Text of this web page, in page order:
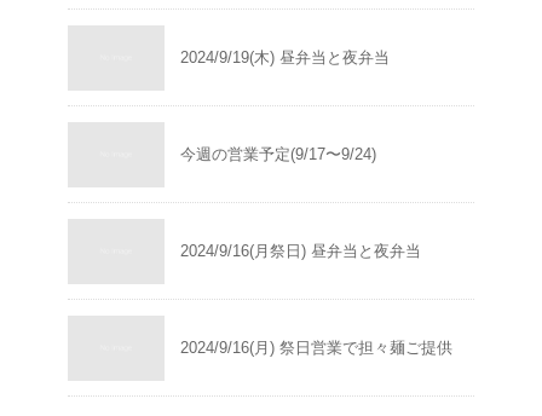
2024/9/19(木) 昼弁当と夜弁当
今週の営業予定(9/17〜9/24)
2024/9/16(月祭日) 昼弁当と夜弁当
2024/9/16(月) 祭日営業で担々麺ご提供